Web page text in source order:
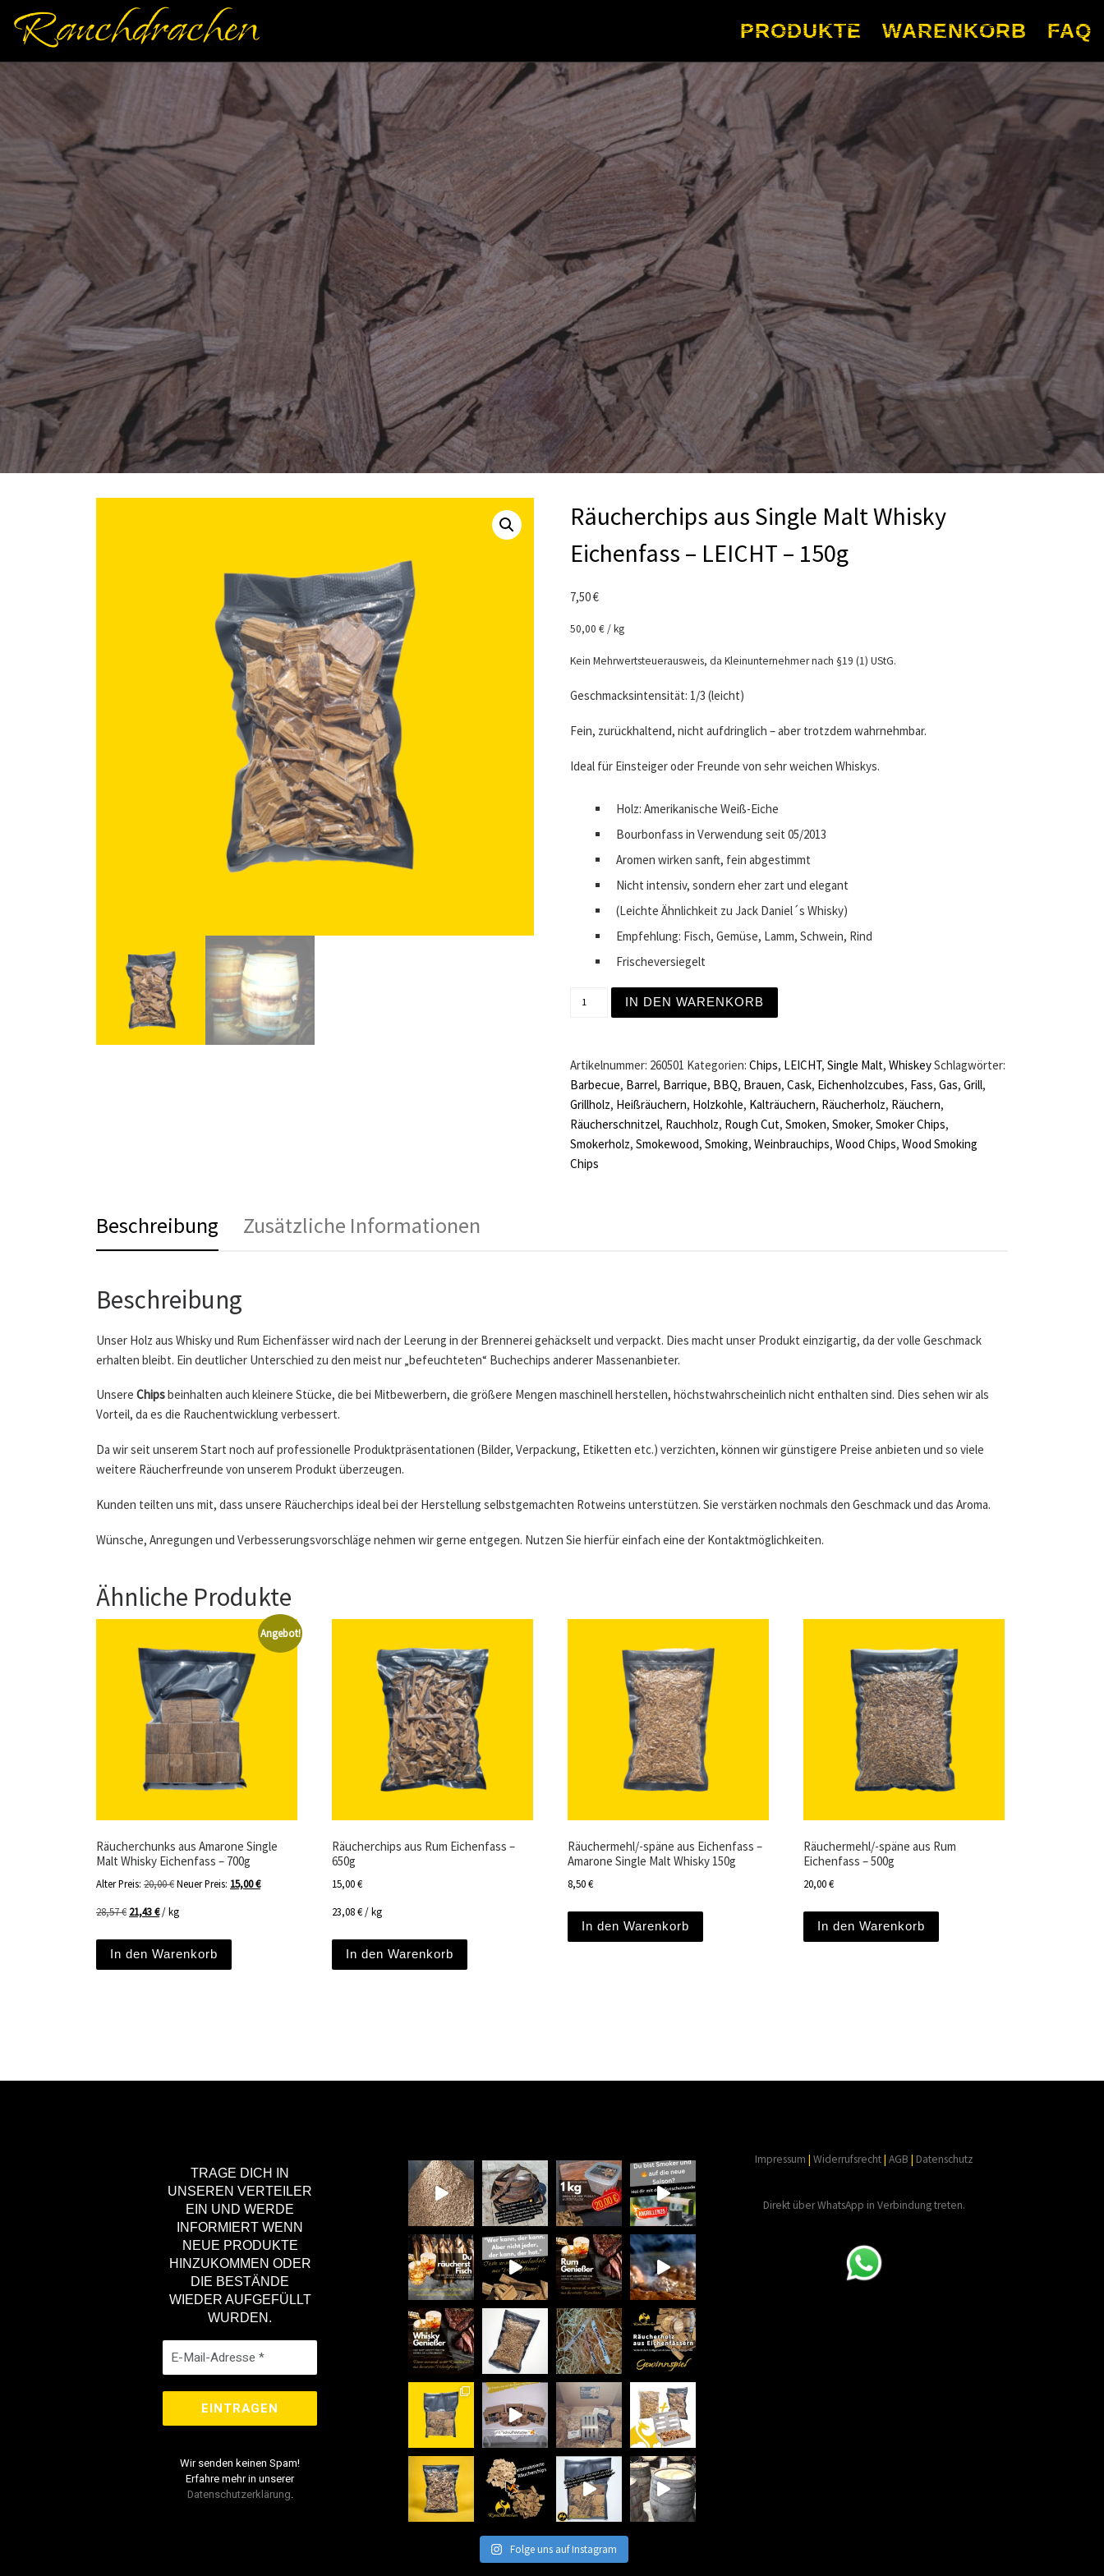
Zum Inhalt springen
Rauchdrachen PRODUKTE WARENKORB FAQ
Räucherchips aus Single Malt Whisky
Eichenfass – LEICHT – 150g
7,50€
50,00€/kg
Kein Mehrwertsteuerausweis, da Kleinunternehmer nach §19 (1) UStG.
Geschmacksintensität: 1/3 (leicht)
Fein, zurückhaltend, nicht aufdringlich – aber trotzdem wahrnehmbar.
Ideal für Einsteiger oder Freunde von sehr weichen Whiskys.
Holz: Amerikanische Weiß-Eiche
Bourbonfass in Verwendung seit 05/2013
Aromen wirken sanft, fein abgestimmt
Nicht intensiv, sondern eher zart und elegant
(Leichte Ähnlichkeit zu Jack Daniel´s Whisky)
Empfehlung: Fisch, Gemüse, Lamm, Schwein, Rind
Frischeversiegelt
IN DEN WARENKORB
Artikelnummer: 260501 Kategorien:Chips, LEICHT,Single Malt,WhiskeySchlagwörter:
Barbecue, Barrel, Barrique, BBQ, Brauen,Cask, Eichenholzcubes, Fass,Gas,Grill,
Grillholz, Heißräuchern, Holzkohle, Kalträuchern, Räucherholz, Räuchern,
Räucherschnitzel, Rauchholz, Rough Cut,Smoken,Smoker,Smoker Chips,
Smokerholz,Smokewood,Smoking,Weinbrauchips,Wood Chips,Wood Smoking
Chips
Beschreibung Zusätzliche Informationen
Beschreibung
Unser Holz aus Whisky und Rum Eichenfässer wird nach der Leerung in der Brennerei gehäckselt und verpackt. Dies macht unser Produkt einzigartig, da der volle Geschmack
erhalten bleibt. Ein deutlicher Unterschied zu den meist nur „befeuchteten“ Buchechips anderer Massenanbieter.
Unsere Chipsbeinhalten auch kleinere Stücke, die bei Mitbewerbern, die größere Mengen maschinell herstellen, höchstwahrscheinlich nicht enthalten sind. Dies sehen wir als
Vorteil, da es die Rauchentwicklung verbessert.
Da wir seit unserem Start noch auf professionelle Produktpräsentationen (Bilder, Verpackung, Etiketten etc.) verzichten, können wir günstigere Preise anbieten und so viele
weitere Räucherfreunde von unserem Produkt überzeugen.
Kunden teilten uns mit, dass unsere Räucherchips ideal bei der Herstellung selbstgemachten Rotweins unterstützen. Sie verstärken nochmals den Geschmack und das Aroma.
Wünsche, Anregungen und Verbesserungsvorschläge nehmen wir gerne entgegen. Nutzen Sie hierfür einfach eine der Kontaktmöglichkeiten.
Ähnliche Produkte
Angebot!
Räucherchunks aus Amarone Single
Malt Whisky Eichenfass – 700g
Alter Preis: 20,00€Ursprünglicher Preis war: 20,00 €
Neuer Preis: 15,00€Aktueller Preis ist: 15,00 €.
28,57€ 21,43€/kg
In den Warenkorb
Räucherchips aus Rum Eichenfass –
650g
15,00€
23,08€/kg
In den Warenkorb
Räuchermehl/-späne aus Eichenfass –
Amarone Single Malt Whisky 150g
8,50€
In den Warenkorb
Räuchermehl/-späne aus Rum
Eichenfass – 500g
20,00€
In den Warenkorb
TRAGE DICH IN
UNSEREN VERTEILER
EIN UND WERDE
INFORMIERT WENN
NEUE PRODUKTE
HINZUKOMMEN ODER
DIE BESTÄNDE
WIEDER AUFGEFÜLLT
WURDEN.
Wir senden keinen Spam!
Erfahre mehr in unserer
Datenschutzerklärung.
Folge uns auf Instagram
Impressum Widerrufsrecht AGB Datenschutz
Direkt über WhatsApp in Verbindung treten.